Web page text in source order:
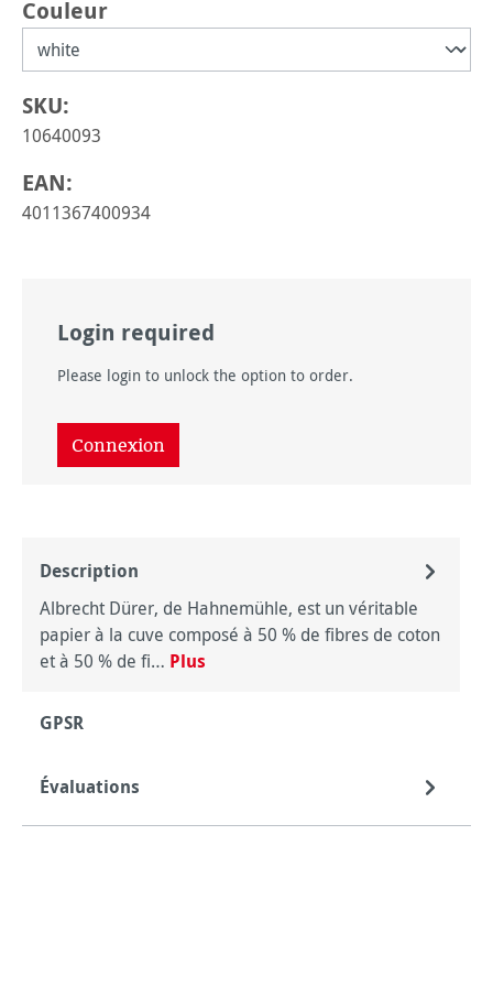
Sélectionnez
Couleur
SKU:
10640093
EAN:
4011367400934
Login required
Please login to unlock the option to order.
Connexion
Description
Albrecht Dürer, de Hahnemühle, est un véritable
papier à la cuve composé à 50 % de fibres de coton
et à 50 % de fi… Plus
GPSR
Évaluations